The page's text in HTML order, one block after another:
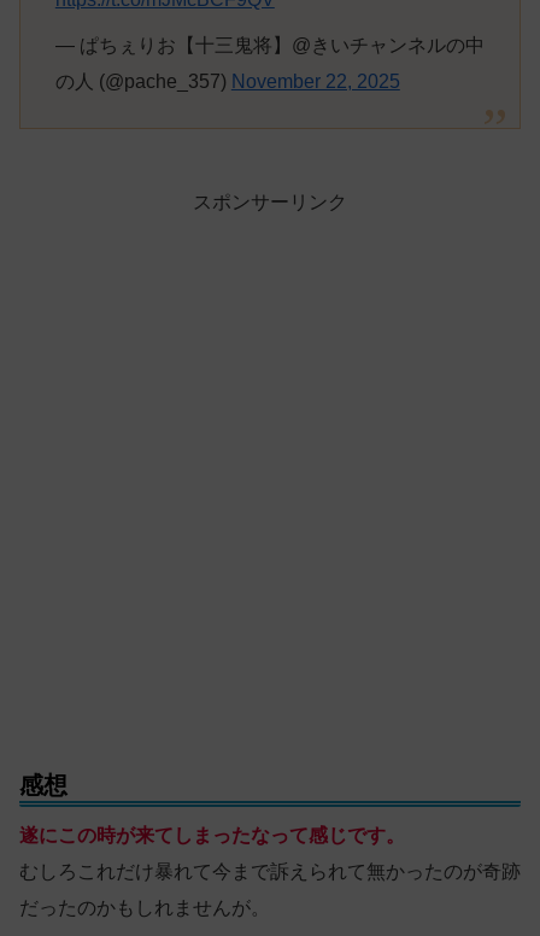
— ぱちぇりお【十三鬼将】@きいチャンネルの中
の人 (@pache_357) November 22, 2025
スポンサーリンク
感想
遂にこの時が来てしまったなって感じです。
むしろこれだけ暴れて今まで訴えられて無かったのが奇跡
だったのかもしれませんが。